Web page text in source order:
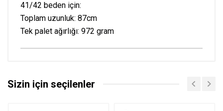
41/42 beden için:
Toplam uzunluk: 87cm
Tek palet ağırlığı: 972 gram
Sizin için seçilenler